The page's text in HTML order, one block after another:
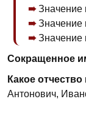
Значение
Значение
Значение
Сокращенное
Какое
Антонович,